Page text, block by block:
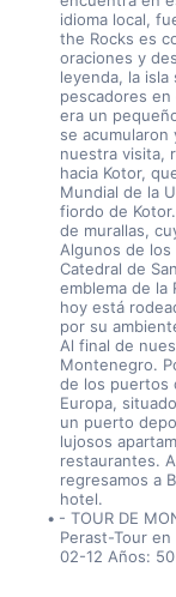
idioma local,
the Rocks es
oraciones y
leyenda, la
pescadores
era un
se acumularon
nuestra visita,
hacia Kotor,
Mundial de la
fiordo de
de murallas,
Algunos de
Catedral de
emblema de la
hoy está
por su
Al final de
Montenegro.
de los puertos
Europa,
un puerto
lujosos
restaurantes.
regresamos a
hotel.
- TOUR DE
Perast-Tour
02-12 Años: